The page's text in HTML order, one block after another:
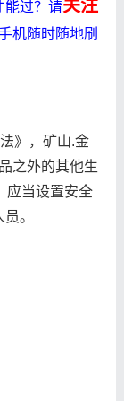
能过？请关注
机随时随地刷
》，矿山.金
之外的其他生
应当设置安全
。